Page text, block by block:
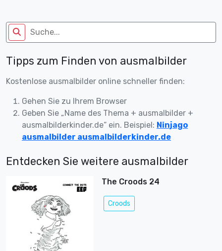
Tipps zum Finden von ausmalbilder
Kostenlose ausmalbilder online schneller finden:
Gehen Sie zu Ihrem Browser
Geben Sie „Name des Thema + ausmalbilder +
ausmalbilderkinder.de“ ein. Beispiel: Ninjago
ausmalbilder ausmalbilderkinder.de
Entdecken Sie weitere ausmalbilder
The Croods 24
Croods